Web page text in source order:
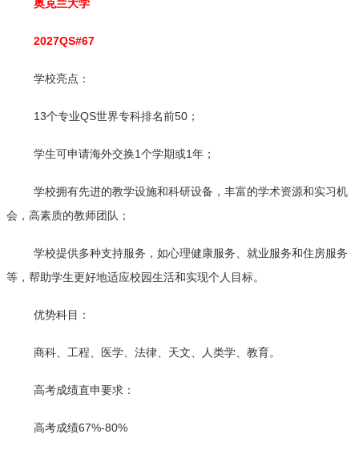
奥克兰大学
2027QS#67
学校亮点：
13个专业QS世界专科排名前50；
学生可申请海外交换1个学期或1年；
学校拥有先进的教学设施和科研设备，丰富的学术资源和实习机
会，高素质的教师团队；
学校提供多种支持服务，如心理健康服务、就业服务和住房服务
等，帮助学生更好地适应校园生活和实现个人目标。
优势科目：
商科、工程、医学、法律、天文、人类学、教育。
高考成绩直申要求：
高考成绩67%-80%